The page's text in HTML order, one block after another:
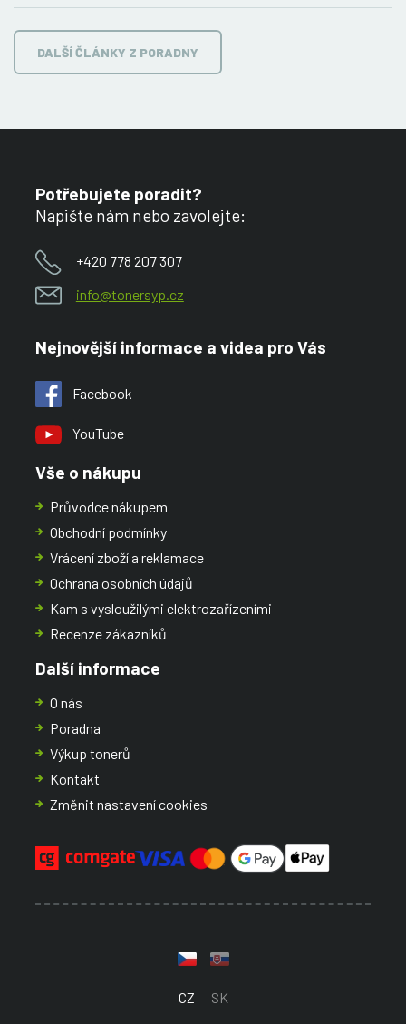
DALŠÍ ČLÁNKY Z PORADNY
Potřebujete poradit?
Napište nám nebo zavolejte:
+420 778 207 307
info@tonersyp.cz
Nejnovější informace a videa pro Vás
Facebook
YouTube
Vše o nákupu
Průvodce nákupem
Obchodní podmínky
Vrácení zboží a reklamace
Ochrana osobních údajů
Kam s vysloužilými elektrozařízeními
Recenze zákazníků
Další informace
O nás
Poradna
Výkup tonerů
Kontakt
Změnit nastavení cookies
CZ SK